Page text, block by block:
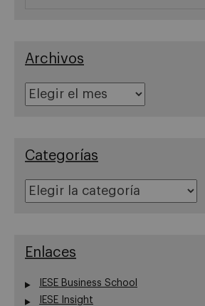
Archivos
Categorías
Enlaces
IESE Business School
IESE Insight